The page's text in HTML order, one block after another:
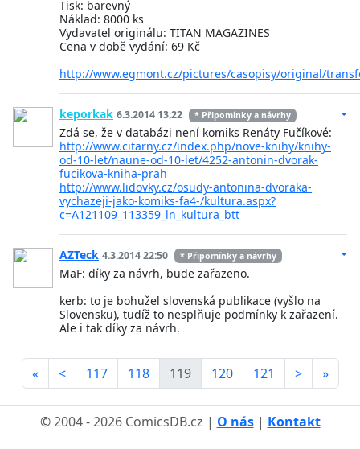
Tisk: barevný
Náklad: 8000 ks
Vydavatel originálu: TITAN MAGAZINES
Cena v době vydání: 69 Kč
http://www.egmont.cz/pictures/casopisy/original/
keporkak 6.3.2014 13:22 * Připomínky a návrhy
Zdá se, že v databázi není komiks Renáty Fučíkové:
http://www.citarny.cz/index.php/nove-knihy/knihy-
od-10-let/naune-od-10-let/4252-antonin-dvorak-
fucikova-kniha-prah
http://www.lidovky.cz/osudy-antonina-dvoraka-
vychazeji-jako-komiks-fa4-/kultura.aspx?
c=A121109_113359_ln_kultura_btt
AZTeck 4.3.2014 22:50 * Připomínky a návrhy
MaF: díky za návrh, bude zařazeno.
kerb: to je bohužel slovenská publikace (vyšlo na
Slovensku), tudíž to nesplňuje podmínky k zařazení.
Ale i tak díky za návrh.
« < 117 118 119 120 121 > »
© 2004 - 2026 ComicsDB.cz | O nás| Kontakt